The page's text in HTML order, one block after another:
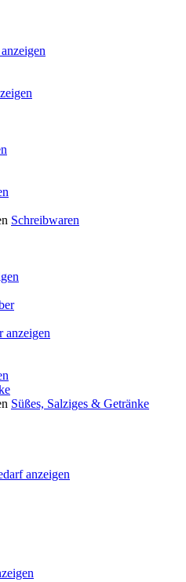
Schreibwaren
anzeigen
Süßes, Salziges & Getränke
anzeigen